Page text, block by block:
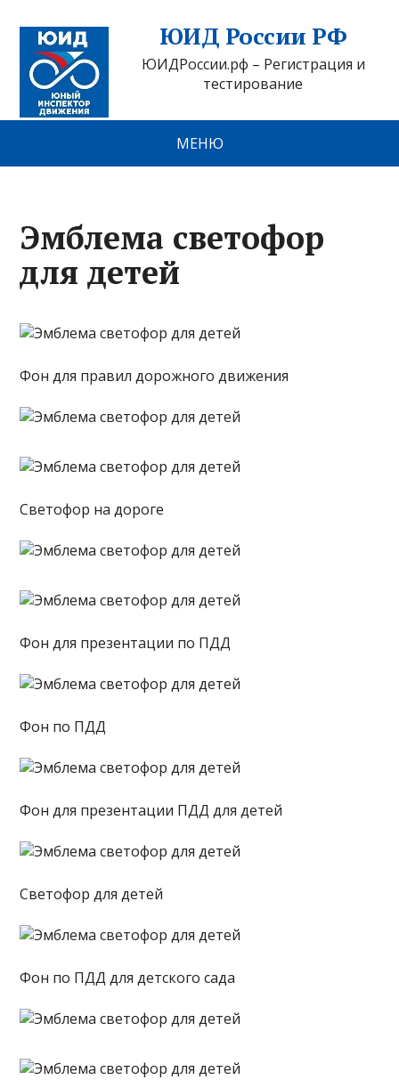
ЮИД России РФ
ЮИДРоссии.рф – Регистрация и
тестирование
МЕНЮ
Эмблема светофор
для детей
Фон для правил дорожного движения
Светофор на дороге
Фон для презентации по ПДД
Фон по ПДД
Фон для презентации ПДД для детей
Светофор для детей
Фон по ПДД для детского сада